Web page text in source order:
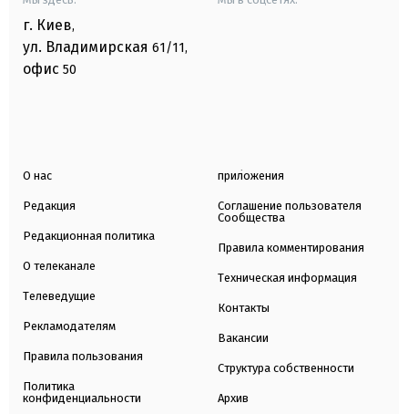
г. Киев,
ул. Владимирская 61/11,
офис 50
О нас
Редакция
Редакционная политика
О телеканале
Телеведущие
Рекламодателям
Правила пользования
Политика
конфиденциальности
приложения
Соглашение пользователя
Сообщества
Правила комментирования
Техническая информация
Контакты
Вакансии
Структура собственности
Архив